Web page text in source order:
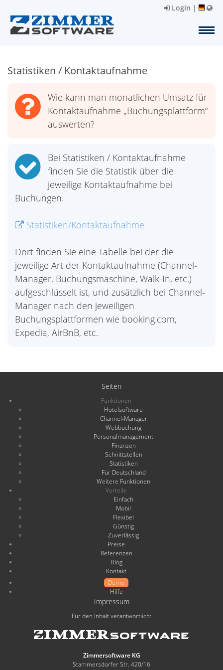
Login |
Statistiken / Kontaktaufnahme
Wie kann man monatlichen Umsatz für
Kontaktaufnahme „Buchungsplattform“
auswerten?
Bei Statistiken / Kontaktaufnahme
finden Sie die Statistik über die
jeweilige Kontaktaufnahme bei
Buchungen.
Statistiken/Kontaktaufnahme
Dort finden Sie eine Tabelle bei der die
jeweilige Art der Kontaktaufnahme (Channel-
Manager, Buchungsmaschine, Walk-In, etc.)
aufgeschlüsselt ist, und zusätzlich bei Channel-
Manager nach den jeweiligen
Buchungsplattformen wie booking.com,
Expedia, AirBnB, etc.
Seiten
Funktionen
Hotelsoftware
Channel-Manager
Webbuchung
Personalmanagement
Finanzen
Schnittstellen
Statistiken
Für Deutschland
Weitere Funktionen
Vorteile
Einfach
Mobil
Flexibel
Günstig
Zuverlässig
Preise
Referenzen
Blog
Kontakt
Demo
Hilfe
Impressum
Für den Inhalt verantwortlich:
Zimmersoftware KG
Stammersdorfer Str. 420/16